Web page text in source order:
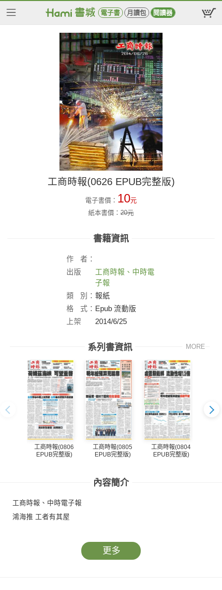
電子書 月讀包 閱讀器
工商時報(0626 EPUB完整版)
電子書價： 10元
紙本書價： 20元
書籍資訊
作
者：
出版
工商時報、中時電
子報
類
別： 報紙
格
式： Epub 流動版
上架
2014/6/25
系列書資訊 MORE
工商時報(0806
EPUB完整版)
工商時報(0805
EPUB完整版)
工商時報(0804
EPUB完整版)
內容簡介
工商時報、中時電子報
鴻海推 工者有其屋
更多